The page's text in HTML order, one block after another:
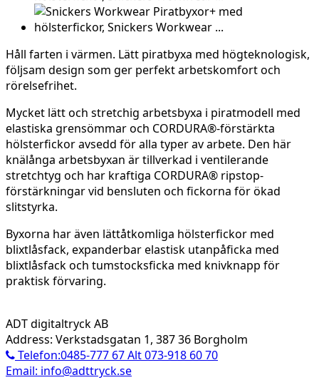
Håll farten i värmen. Lätt piratbyxa med högteknologisk,
följsam design som ger perfekt arbetskomfort och
rörelsefrihet.
Mycket lätt och stretchig arbetsbyxa i piratmodell med
elastiska grensömmar och CORDURA®-förstärkta
hölsterfickor avsedd för alla typer av arbete. Den här
knälånga arbetsbyxan är tillverkad i ventilerande
stretchtyg och har kraftiga CORDURA® ripstop-
förstärkningar vid bensluten och fickorna för ökad
slitstyrka.
Byxorna har även lättåtkomliga hölsterfickor med
blixtlåsfack, expanderbar elastisk utanpåficka med
blixtlåsfack och tumstocksficka med knivknapp för
praktisk förvaring.
ADT digitaltryck AB
Address: Verkstadsgatan 1, 387 36 Borgholm
Telefon:0485-777 67 Alt 073-918 60 70
Email: info@adttryck.se